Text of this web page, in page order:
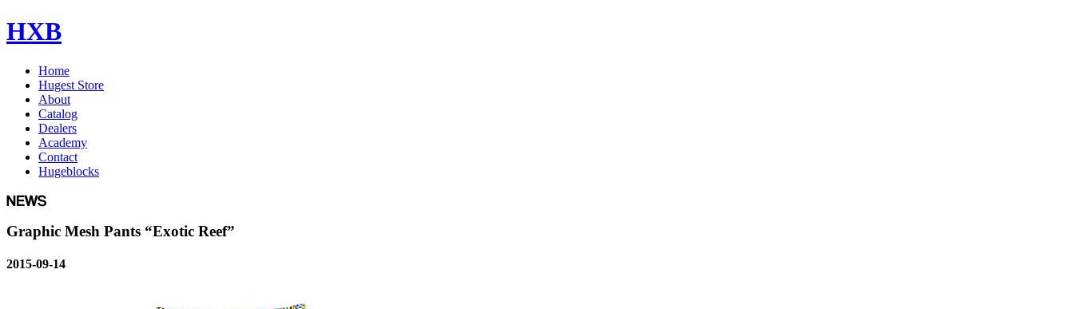
HXB
Home
Hugest Store
About
Catalog
Dealers
Academy
Contact
Hugeblocks
Graphic Mesh Pants “Exotic Reef”
2015-09-14